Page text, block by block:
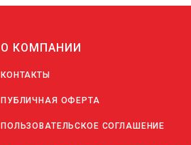
О КОМПАНИИ
КОНТАКТЫ
ПУБЛИЧНАЯ ОФЕРТА
ПОЛЬЗОВАТЕЛЬСКОЕ СОГЛАШЕНИЕ